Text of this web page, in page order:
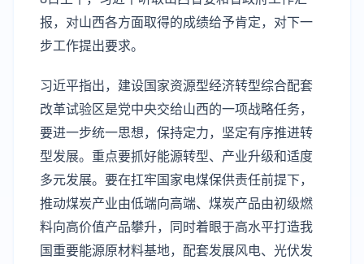
报，对山西各方面取得的成绩给予肯定，对下一
步工作提出要求。
习近平指出，建设国家资源型经济转型综合配套
改革试验区是党中央交给山西的一项战略任务，
要进一步统一思想，保持定力，坚定有序推进转
型发展。重点要抓好能源转型、产业升级和适度
多元发展。要在扛牢国家电煤保供责任前提下，
推动煤炭产业由低端向高端、煤炭产品由初级燃
料向高价值产品攀升，同时着眼于高水平打造我
国重要能源原材料基地，配套发展风电、光伏发